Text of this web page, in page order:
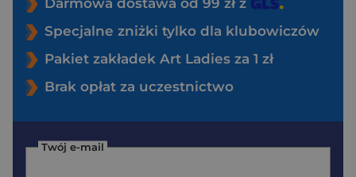
Specjalne zniżki tylko dla klubowiczów
Pakiet zakładek Art Ladies za 1 zł
Brak opłat za uczestnictwo
Twój e-mail